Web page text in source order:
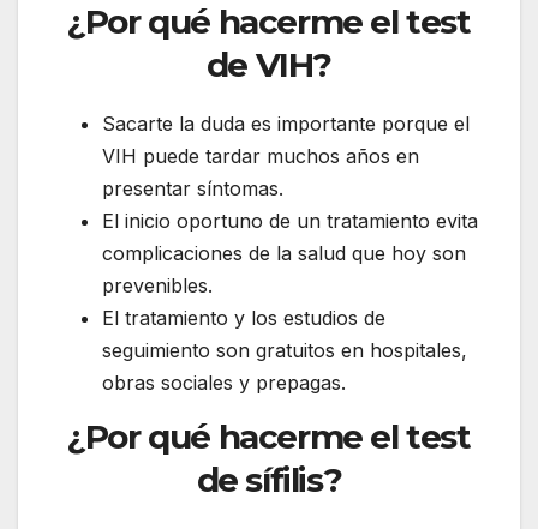
¿Por qué hacerme el test
de VIH?
Sacarte la duda es importante porque el
VIH puede tardar muchos años en
presentar síntomas.
El inicio oportuno de un tratamiento evita
complicaciones de la salud que hoy son
prevenibles.
El tratamiento y los estudios de
seguimiento son gratuitos en hospitales,
obras sociales y prepagas.
¿Por qué hacerme el test
de sífilis?